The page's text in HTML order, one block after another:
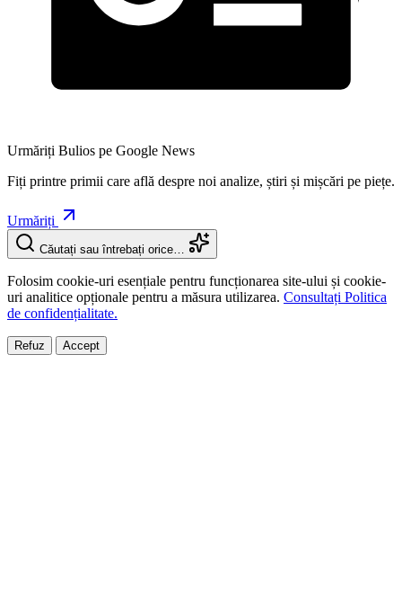
Urmăriți Bulios pe Google News
Fiți printre primii care află despre noi analize, știri și mișcări pe piețe.
Urmăriți
Căutați sau întrebați orice…
Folosim cookie-uri esențiale pentru funcționarea site-ului și cookie-
uri analitice opționale pentru a măsura utilizarea. Consultați Politica
de confidențialitate.
Refuz Accept